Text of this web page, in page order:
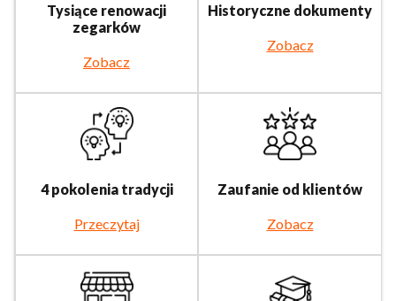
Tysiące renowacji
zegarków
Zobacz
Historyczne dokumenty
Zobacz
4 pokolenia tradycji
Przeczytaj
Zaufanie od klientów
Zobacz